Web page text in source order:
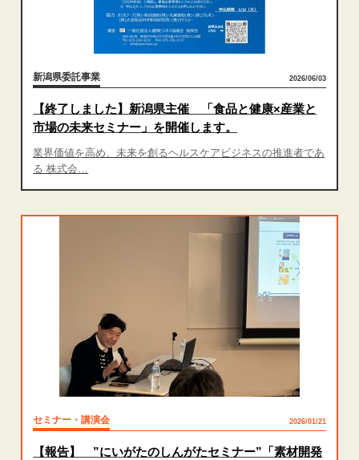
新潟県委託事業 2026/06/03
【終了しました】新潟県主催 「食品と健康×産業と
市場の未来セミナー」を開催します。
業界価値を高め、未来を創るヘルスケアビジネスの推進者であ
る 株式会…
セミナー・講演会 2026/01/21
【報告】 ”にいがたのしんがたセミナー”「素材開発